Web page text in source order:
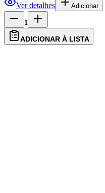
Ver detalhes Adicionar
1
ADICIONAR À LISTA